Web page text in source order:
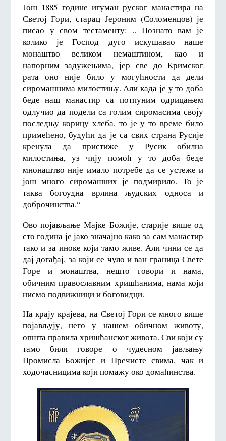
Још 1885 године игуман руског манастира на
Светој Гори, старац Јероним (Соломенцов) је
писао у свом тестаменту: „ Познато вам је
колико је Господ дуго искушавао наше
монаштво великом немаштином, као и
напорним задужењима, јер све до Кримског
рата оно није било у могућности да дели
сиромашнима милостињу. Али када је у то доба
беде наш манастир са потпуним одрицањем
одлучио да подели са голим сиромасима своју
последњу корицу хлеба, то је у то време било
примећено, будући да је са свих страна Русије
кренула да пристиже у Русик обилна
милостиња, уз чију помоћ у то доба беде
мнонаштво није имало потребе да се устеже и
још много сиромашних је подмирило. То је
таква богоудна врлина људских односа и
доброчинства.“
Ово појављање Мајке Божије, старије више од
сто година је јако значајно како за сам манастир
тако и за иноке који тамо живе. Али чини се да
дај догађај, за који се чуло и ван граница Свете
Горе и монаштва, нешто говори и нама,
обичним православним хришћанима, нама који
нисмо подвижници и боговидци.
На крају крајева, на Светој Гори се много више
појављују, него у нашем обичном животу,
општа правила хришћанског живота. Сви који су
тамо били говоре о чудесном јављању
Промисла Божијег и Пречисте свима, чак и
ходочасницима који помажу око домаћинства.